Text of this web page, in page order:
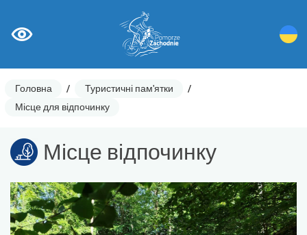
Головна / Туристичні пам'ятки
/
Місце для відпочинку
Місце відпочинку